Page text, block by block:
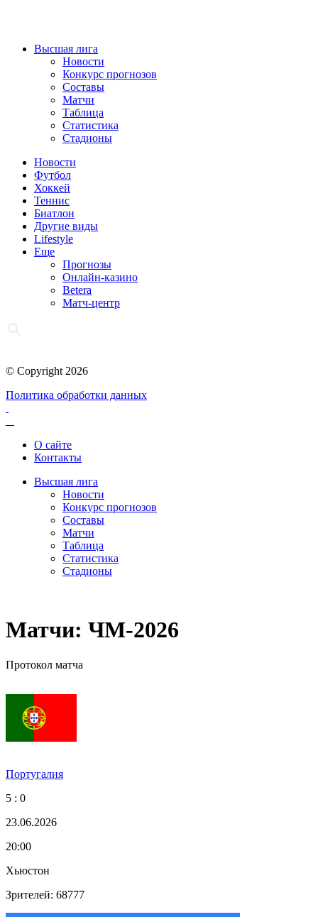
Высшая лига
Новости
Конкурс прогнозов
Составы
Матчи
Таблица
Статистика
Стадионы
Новости
Футбол
Хоккей
Теннис
Биатлон
Другие виды
Lifestyle
Еще
Прогнозы
Онлайн-казино
Betera
Матч-центр
© Copyright 2026
Политика обработки данных
О сайте
Контакты
Высшая лига
Новости
Конкурс прогнозов
Составы
Матчи
Таблица
Статистика
Стадионы
Матчи: ЧМ-2026
Протокол матча
Португалия
5 : 0
23.06.2026
20:00
Хьюстон
Зрителей: 68777